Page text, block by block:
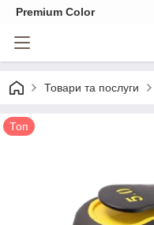
Premium Color
Товари та послуги
Топ